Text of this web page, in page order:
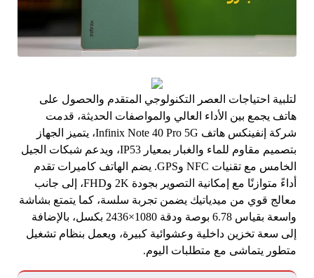
لتلبية احتياجات العصر التكنولوجي المتقدم والحصول على
هاتف يجمع بين الأداء العالي والمواصفات الحديثة، قدمت
شركة إنفينكس هاتف Infinix Note 40 Pro 5G، يتميز الجهاز
بتصميم مقاوم للماء والغبار بمعيار IP53، ويدعم شبكات الجيل
الخامس مع تقنيات NFC وGPS. يضم الهاتف كاميرات تقدم
أداءً متوازنًا مع إمكانية التصوير بجودة 2K وFHD، إلى جانب
معالج قوي من ميدياتيك يضمن تجربة سلسة، كما يتمتع بشاشة
واسعة بقياس 6.78 بوصة ودقة 1080×2436 بكسل، بالإضافة
إلى سعة تخزين داخلية وعشوائية كبيرة، ويعمل بنظام تشغيل
متطور يتماشى مع متطلبات اليوم.